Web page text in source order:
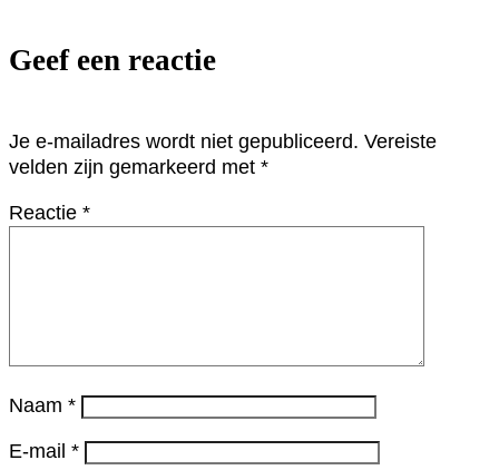
Geef een reactie
Je e-mailadres wordt niet gepubliceerd. Vereiste
velden zijn gemarkeerd met *
Reactie *
Naam *
E-mail *